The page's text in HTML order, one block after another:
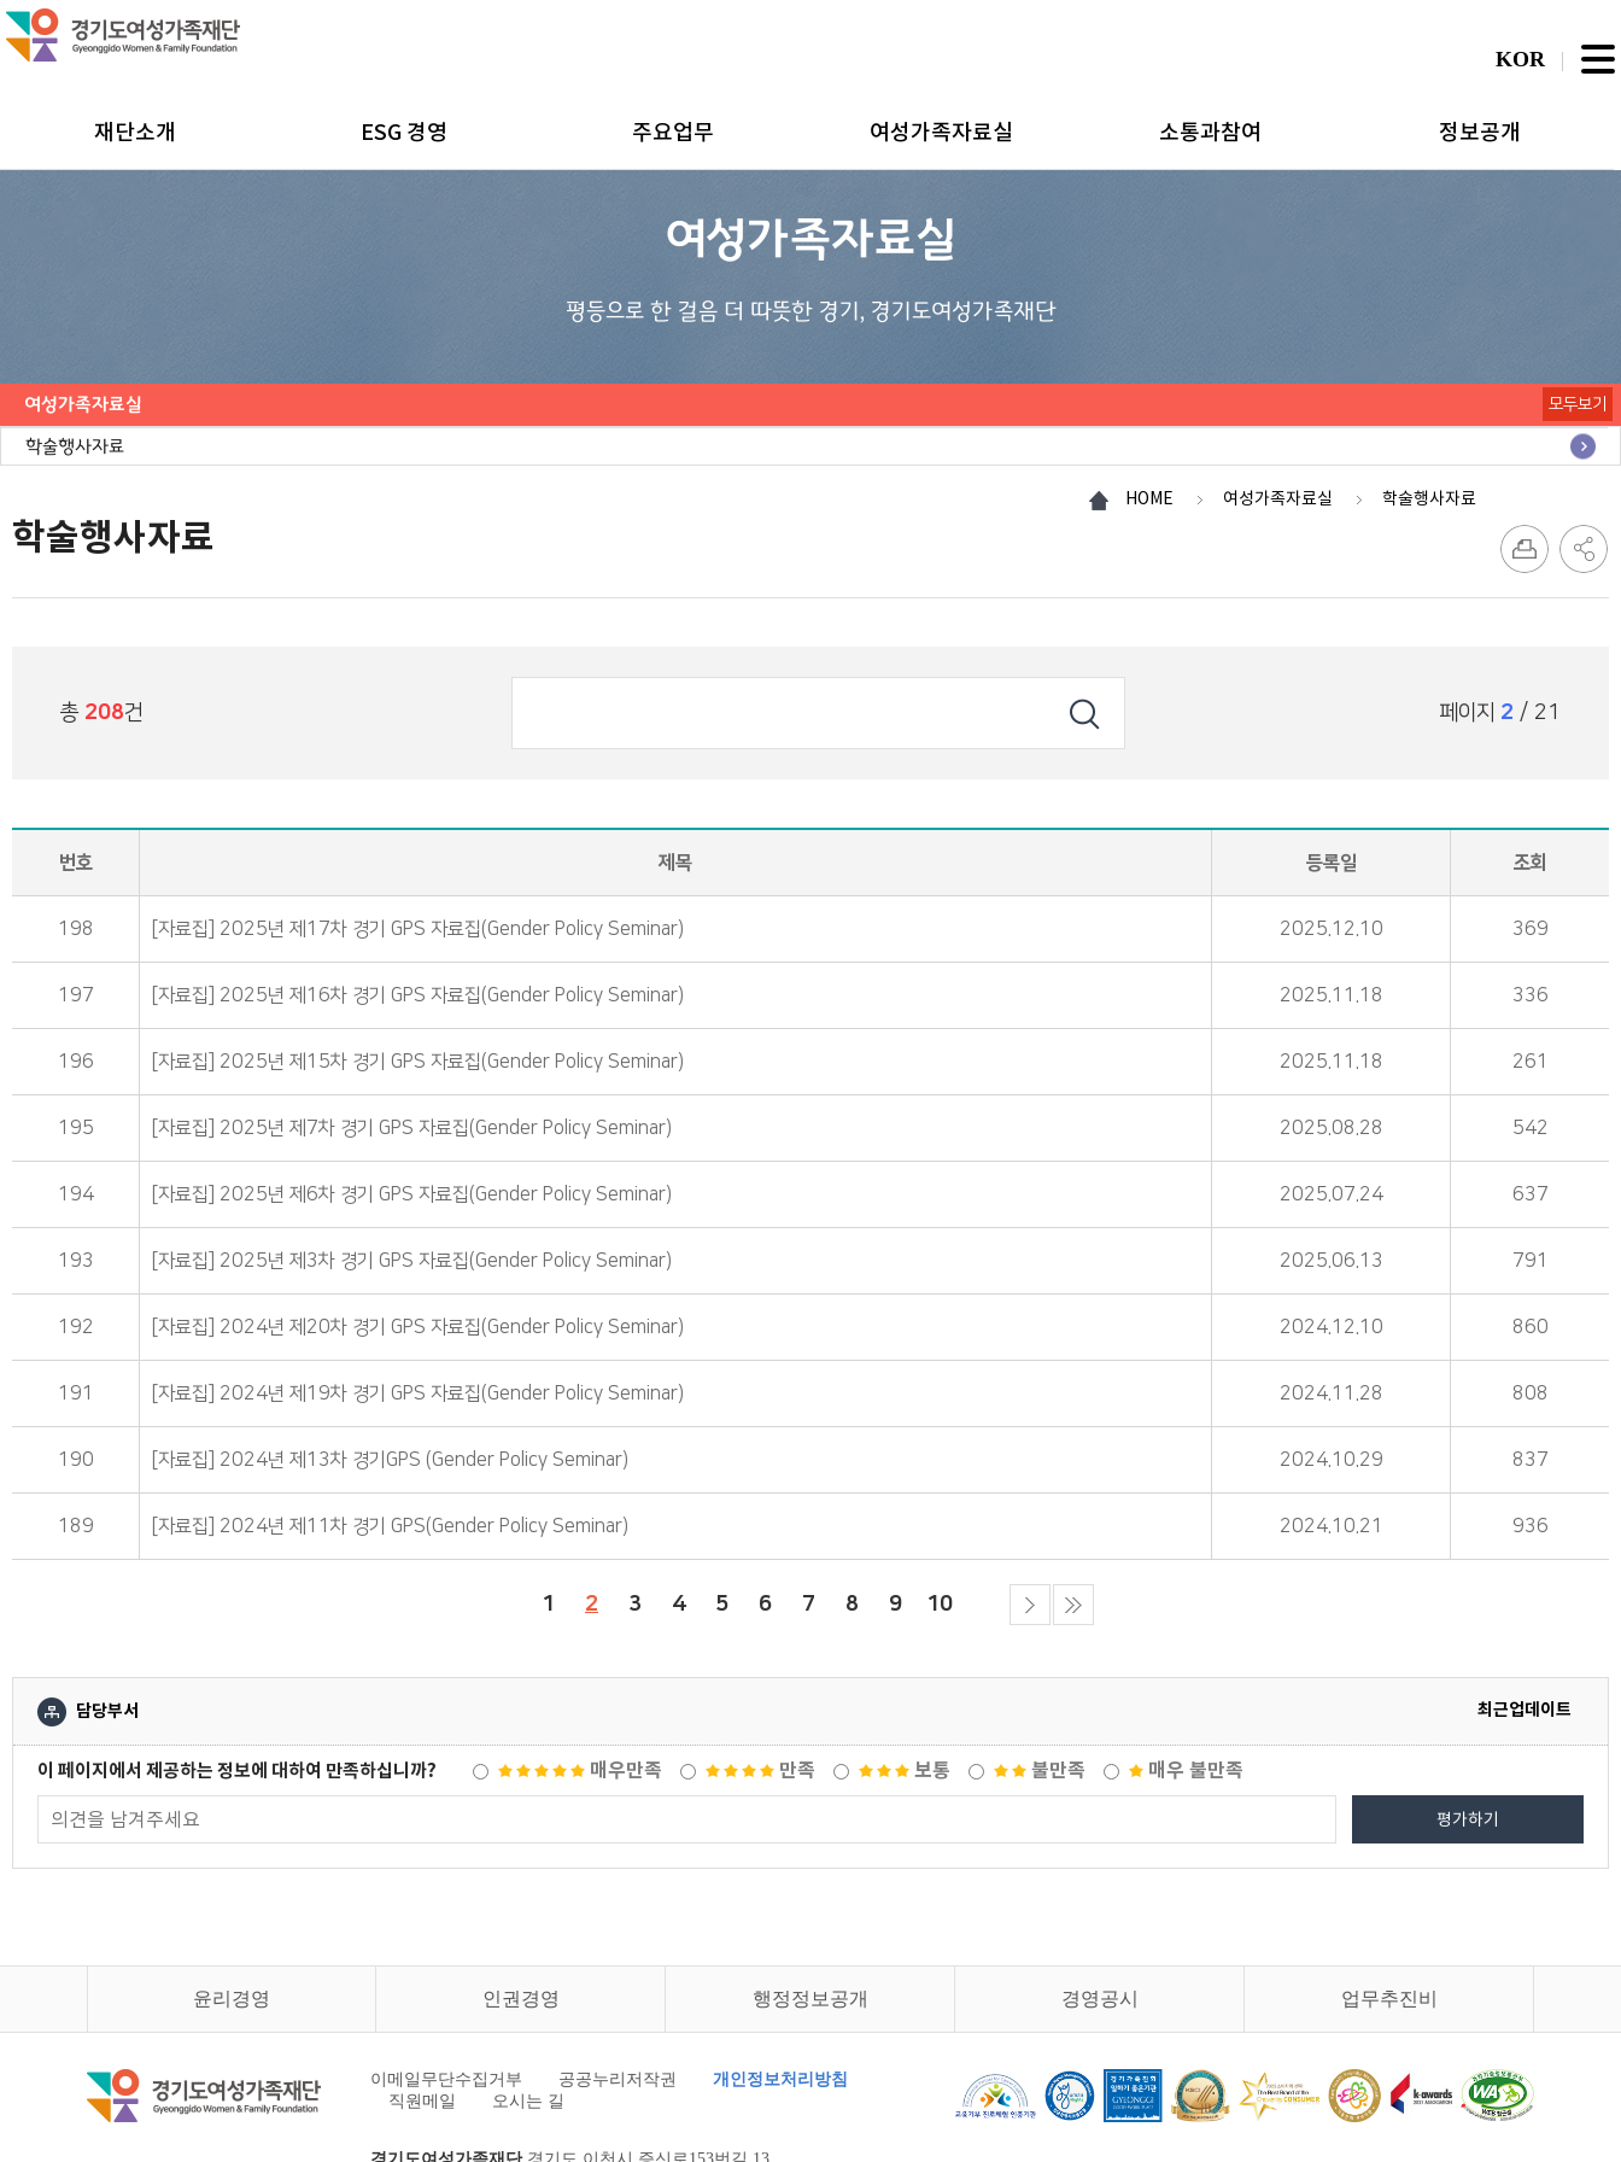
재단소개 ESG 경영 주요업무 여성가족자료실 소통과참여 정보공개
KOR
여성가족자료실
평등으로 한 걸음 더 따뜻한 경기, 경기도여성가족재단
여성가족자료실
연구보고서
학술행사자료
모두보기
HOME 여성가족자료실 학술행사자료
학술행사자료
총 208건 페이지 2 / 21
번호 제목 등록일 조회
198 [자료집] 2025년 제17차 경기 GPS 자료집(Gender Policy Seminar) 2025.12.10 369
197 [자료집] 2025년 제16차 경기 GPS 자료집(Gender Policy Seminar) 2025.11.18 336
196 [자료집] 2025년 제15차 경기 GPS 자료집(Gender Policy Seminar) 2025.11.18 261
195 [자료집] 2025년 제7차 경기 GPS 자료집(Gender Policy Seminar) 2025.08.28 542
194 [자료집] 2025년 제6차 경기 GPS 자료집(Gender Policy Seminar) 2025.07.24 637
193 [자료집] 2025년 제3차 경기 GPS 자료집(Gender Policy Seminar) 2025.06.13 791
192 [자료집] 2024년 제20차 경기 GPS 자료집(Gender Policy Seminar) 2024.12.10 860
191 [자료집] 2024년 제19차 경기 GPS 자료집(Gender Policy Seminar) 2024.11.28 808
190 [자료집] 2024년 제13차 경기GPS (Gender Policy Seminar) 2024.10.29 837
189 [자료집] 2024년 제11차 경기 GPS(Gender Policy Seminar) 2024.10.21 936
1 2 3 4 5 6 7 8 9 10
담당부서 최근업데이트
이 페이지에서 제공하는 정보에 대하여 만족하십니까? 매우만족 만족 보통 불만족 매우 불만족
평가하기
윤리경영 인권경영 행정정보공개 경영공시 업무추진비
이메일무단수집거부 공공누리저작권
개인정보처리방침
직원메일
오시는 길